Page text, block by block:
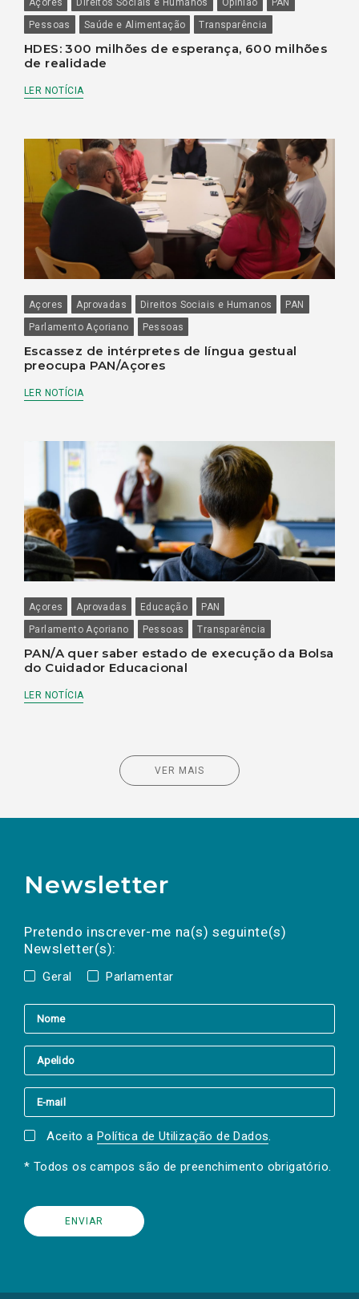
Açores Direitos Sociais e Humanos Opinião
PAN
Pessoas
Saúde e Alimentação Transparência
HDES: 300 milhões de esperança, 600 milhões
de realidade
LER NOTÍCIA
Açores Aprovadas Direitos Sociais e Humanos
PAN
Parlamento Açoriano
Pessoas
Escassez de intérpretes de língua gestual
preocupa PAN/Açores
LER NOTÍCIA
Açores Aprovadas Educação
PAN
Parlamento Açoriano
Pessoas Transparência
PAN/A quer saber estado de execução da Bolsa
do Cuidador Educacional
LER NOTÍCIA
VER MAIS
Newsletter
Pretendo inscrever-me na(s) seguinte(s)
Newsletter(s):
Geral Parlamentar
a(s) newsletter(s).
mail
Aceito a Política de Utilização de Dados.
* Todos os campos são de preenchimento obrigatório.